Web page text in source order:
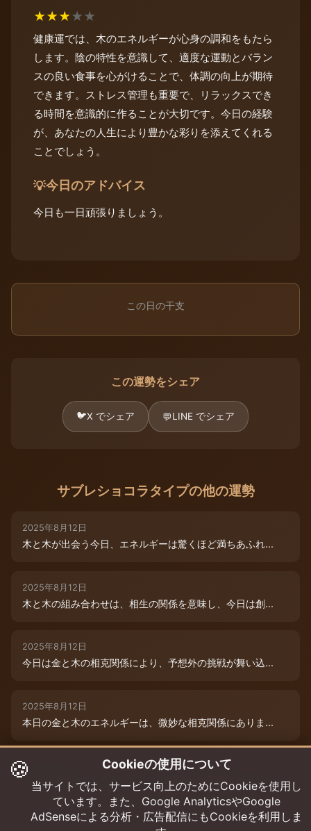
★★★★★
健康運では、木のエネルギーが心身の調和をもたら
します。陰の特性を意識して、適度な運動とバラン
スの良い食事を心がけることで、体調の向上が期待
できます。ストレス管理も重要で、リラックスでき
る時間を意識的に作ることが大切です。今日の経験
が、あなたの人生により豊かな彩りを添えてくれる
ことでしょう。
💡今日のアドバイス
今日も一日頑張りましょう。
この日の干支
この運勢をシェア
🐦X でシェア 💬LINE でシェア
サブレショコラタイプの他の運勢
2025年8月12日
木と木が出会う今日、エネルギーは驚くほど満ちあふれ...
2025年8月12日
木と木の組み合わせは、相生の関係を意味し、今日は創...
2025年8月12日
今日は金と木の相克関係により、予想外の挑戦が舞い込...
2025年8月12日
本日の金と木のエネルギーは、微妙な相克関係にありま...
2025年8月9日
木と木が寄り添う今日、あなたの創造性は最高潮に達し...
🍪 Cookieの使用について
当サイトでは、サービス向上のためにCookieを使用し
ています。また、Google AnalyticsやGoogle
AdSenseによる分析・広告配信にもCookieを利用しま